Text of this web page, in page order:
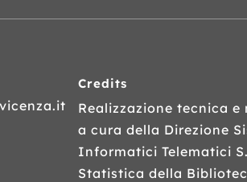
Credits
Realizzazione tecnica e
a cura della Direzione
Informatici Telematici
Statistica della